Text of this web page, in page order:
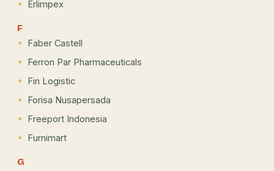
Erlimpex
F
Faber Castell
Ferron Par Pharmaceuticals
Fin Logistic
Forisa Nusapersada
Freeport Indonesia
Furnimart
G